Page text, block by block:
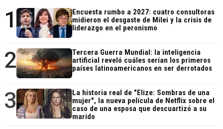
1
Encuesta rumbo a 2027: cuatro consultoras
midieron el desgaste de Milei y la crisis de
liderazgo en el peronismo
2
Tercera Guerra Mundial: la inteligencia
artificial reveló cuáles serían los primeros
países latinoamericanos en ser derrotados
3
La historia real de "Elize: Sombras de una
mujer", la nueva película de Netflix sobre el
caso de una esposa que descuartizó a su
marido